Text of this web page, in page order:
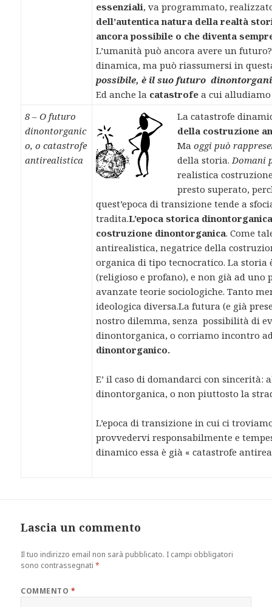
essenziali, va programmato,
dell’autentica natura della realtà
ancora possibile o che diventa
L’umanità può ancora avere un
dinamica, ma può riassumersi in
possibile, è il suo futuro
Ed anche la catastrofe a cui
8 – O futuro
dinontorganic
o, o catastrofe
antirealistica
La catastrofe
della costruzione
Maoggi può
della storia.Domani
realistica
presto superato,
quest’epoca di transizione tende a
tradita.L’epoca storica dinontorganica
costruzione dinontorganica. Come
antirealistica, negatrice della
organica di tipo tecnocratico. La
(religioso e profano), e non già ad
avanzate teorie sociologiche. Tanto
ideologica diversa.La futura (e già
nostro dilemma, senza possibilità di
dinontorganica, o corriamo incontro
dinontorganico.
E’ il caso di domandarci con
dinontorganica, o non piuttosto la
L’epoca di transizione in cui ci
provvedervi responsabilmente e
dinamico essa è già « catastrofe
Lascia un commento
Il tuo indirizzo email non sarà pubblicato. I campi obbligatori
sono contrassegnati*
COMMENTO *